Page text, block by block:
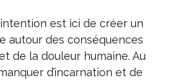
est ici de créer un
autour des conséquences
de la douleur humaine. Au
d’incarnation et de